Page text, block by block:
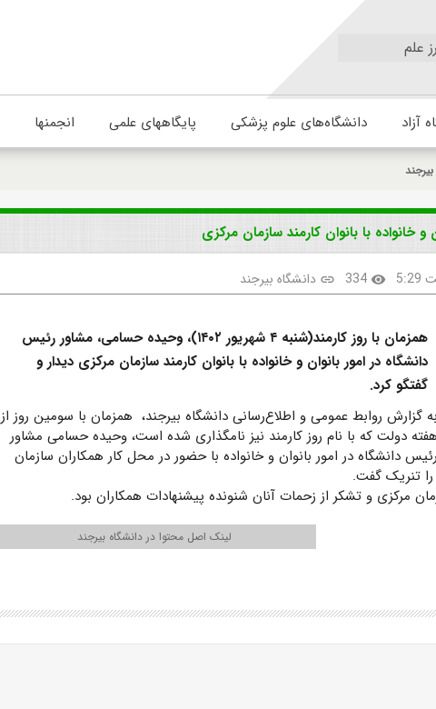
علم
آزاد دانشگاه‌های علوم پزشکی پایگاههای علمی انجمنها
خانواده با بانوان کارمند سازمان مرکزی
visibility
334
link دانشگاه بیرجند
همزمان با روز کارمند(شنبه ۴ شهریور ۱۴۰۲)، وحیده حسامی، مشاور رئیس
دانشگاه در امور بانوان و خانواده با بانوان کارمند سازمان مرکزی دیدار و
گفتگو کرد.
به گزارش روابط عمومی و اطلاع‌رسانی دانشگاه بیرجند، همزمان با سومین روز از
هفته دولت که با نام روز کارمند نیز نامگذاری شده است، وحیده حسامی مشاور
رئیس دانشگاه در امور بانوان و خانواده با حضور در محل کار همکاران سازمان
را تنریک گفت.
مرکزی و تشکر از زحمات آنان شنونده پیشنهادات همکاران بود.
لینک اصل محتوا در دانشگاه بیرجند